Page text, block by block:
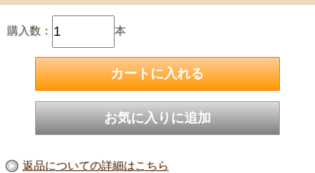
購入数： 本
返品についての詳細はこちら